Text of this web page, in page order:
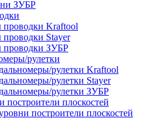
ЗУБР
проводки Kraftool
проводки Stayer
проводки ЗУБР
рулетки
рулетки Kraftool
рулетки Stayer
рулетки ЗУБР
построители плоскостей
построители плоскостей